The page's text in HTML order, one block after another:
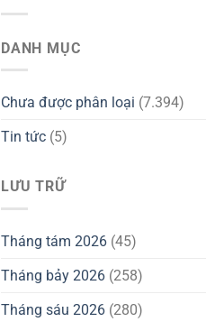
DANH MỤC
Chưa được phân loại (7.394)
Tin tức (5)
LƯU TRỮ
Tháng tám 2026 (45)
Tháng bảy 2026 (258)
Tháng sáu 2026 (280)